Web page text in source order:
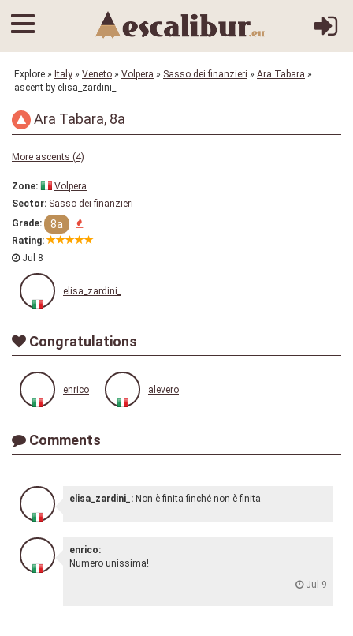
Explore » Italy » Veneto » Volpera » Sasso dei finanzieri » Ara Tabara »
ascent by elisa_zardini_
Ara Tabara, 8a
More ascents (4)
Zone:
Volpera
Sector: Sasso dei finanzieri
Grade:
8a
Rating:
Jul 8
elisa_zardini_
Congratulations
enrico alevero
Comments
elisa_zardini_: Non è finita finché non è finita
enrico:
Numero unissima!
Jul 9